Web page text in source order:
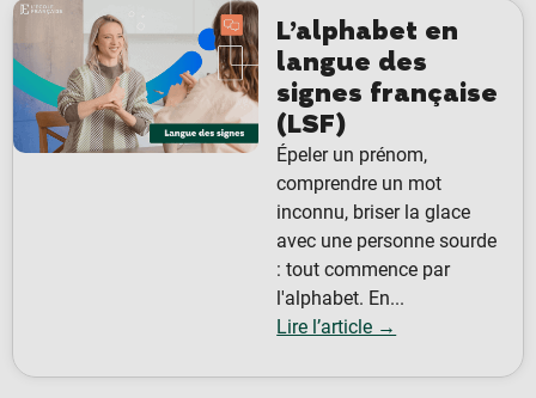
L’alphabet en
langue des
signes française
(LSF)
Épeler un prénom,
comprendre un mot
inconnu, briser la glace
avec une personne sourde
: tout commence par
l'alphabet. En...
Lire l’article →